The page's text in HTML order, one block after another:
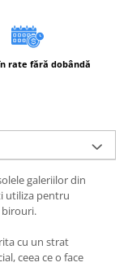
rate fără dobândă
galeriilor din
utiliza pentru
birouri.
cu un strat
ceea ce o face